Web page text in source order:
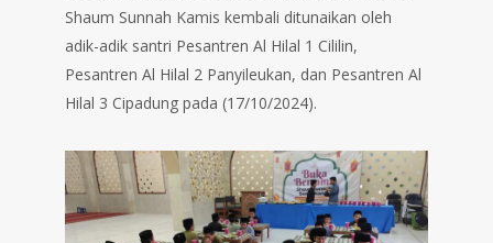
Shaum Sunnah Kamis kembali ditunaikan oleh
adik-adik santri Pesantren Al Hilal 1 Cililin,
Pesantren Al Hilal 2 Panyileukan, dan Pesantren Al
Hilal 3 Cipadung pada (17/10/2024).